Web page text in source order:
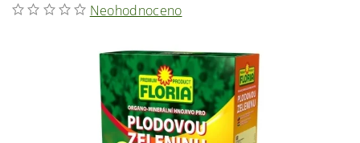
Neohodnoceno